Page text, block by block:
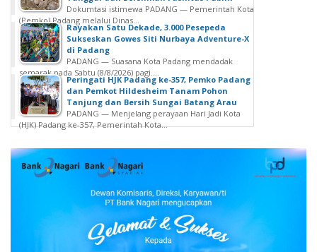
Dokumtasi istimewa PADANG — Pemerintah Kota
(Pemko) Padang melalui Dinas...
Rayakan Satu Dekade, 3.000 Pesepeda
Sukseskan Gowes Siti Nurbaya Adventure-X
di Padang
PADANG — Suasana Kota Padang mendadak
semarak pada Sabtu (8/8/2026) pagi....
Peringati HJK Padang ke-357, Pemko Padang
dan Pemkot Hildesheim Tanam Pohon
Tanjung dan Bersih Sungai Batang Arau
PADANG — Menjelang perayaan Hari Jadi Kota
(HJK) Padang ke-357, Pemerintah Kota...